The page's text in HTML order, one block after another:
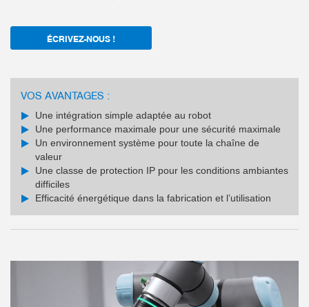
ÉCRIVEZ-NOUS !
VOS AVANTAGES :
Une intégration simple adaptée au robot
Une performance maximale pour une sécurité maximale
Un environnement système pour toute la chaîne de
valeur
Une classe de protection IP pour les conditions ambiantes
difficiles
Efficacité énergétique dans la fabrication et l’utilisation